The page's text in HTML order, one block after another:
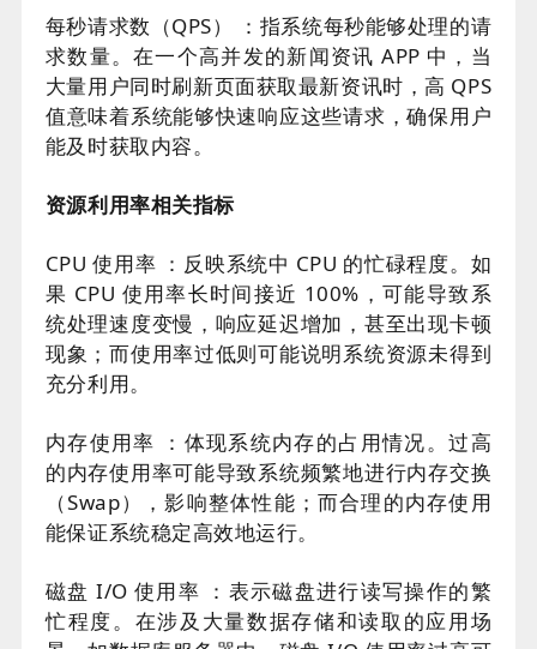
每秒请求数（QPS） ：指系统每秒能够处理的请
求数量。在一个高并发的新闻资讯 APP 中，当
大量用户同时刷新页面获取最新资讯时，高 QPS
值意味着系统能够快速响应这些请求，确保用户
能及时获取内容。
资源利用率相关指标
CPU 使用率 ：反映系统中 CPU 的忙碌程度。如
果 CPU 使用率长时间接近 100%，可能导致系
统处理速度变慢，响应延迟增加，甚至出现卡顿
现象；而使用率过低则可能说明系统资源未得到
充分利用。
内存使用率 ：体现系统内存的占用情况。过高
的内存使用率可能导致系统频繁地进行内存交换
（Swap），影响整体性能；而合理的内存使用
能保证系统稳定高效地运行。
磁盘 I/O 使用率 ：表示磁盘进行读写操作的繁
忙程度。在涉及大量数据存储和读取的应用场